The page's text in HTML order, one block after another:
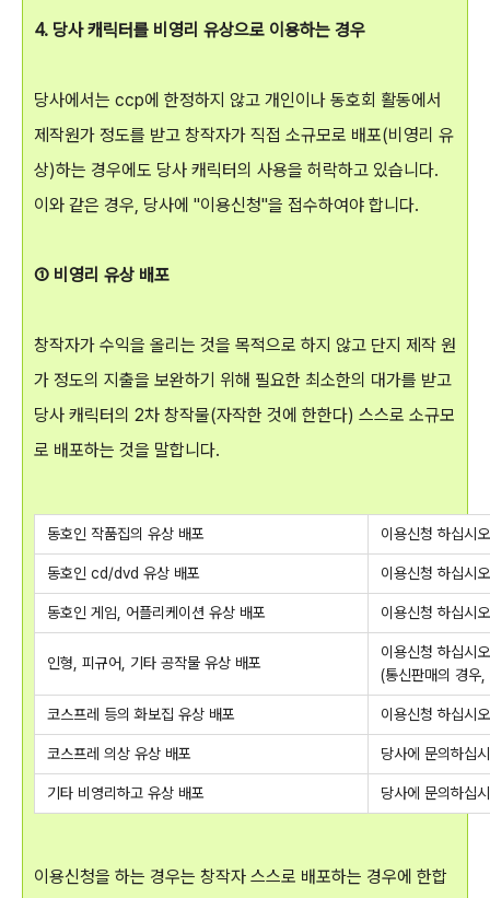
4. 당사 캐릭터를 비영리 유상으로 이용하는 경우
당사에서는 ccp에 한정하지 않고 개인이나 동호회 활동에서
제작원가 정도를 받고 창작자가 직접 소규모로 배포(비영리 유
상)하는 경우에도 당사 캐릭터의 사용을 허락하고 있습니다.
이와 같은 경우, 당사에 "이용신청"을 접수하여야 합니다.
① 비영리 유상 배포
창작자가 수익을 올리는 것을 목적으로 하지 않고 단지 제작 원
가 정도의 지출을 보완하기 위해 필요한 최소한의 대가를 받고
당사 캐릭터의 2차 창작물(자작한 것에 한한다) 스스로 소규모
로 배포하는 것을 말합니다.
동호인 작품집의 유상 배포 이용신청 하십시
동호인 cd/dvd 유상 배포 이용신청 하십시
동호인 게임, 어플리케이션 유상 배포 이용신청 하십시
인형, 피규어, 기타 공작물 유상 배포
이용신청 하십시
(통신판매의 경우
코스프레 등의 화보집 유상 배포 이용신청 하십시
코스프레 의상 유상 배포 당사에 문의하십
기타 비영리하고 유상 배포 당사에 문의하십
이용신청을 하는 경우는 창작자 스스로 배포하는 경우에 한합